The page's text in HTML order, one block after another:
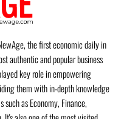
the first economic daily in
authentic and popular business
key role in empowering
them with in-depth knowledge
as Economy, Finance,